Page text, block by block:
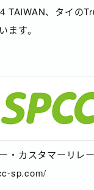
TAIWAN、タイの
ます。
・カスタマーリレ
sp.com/